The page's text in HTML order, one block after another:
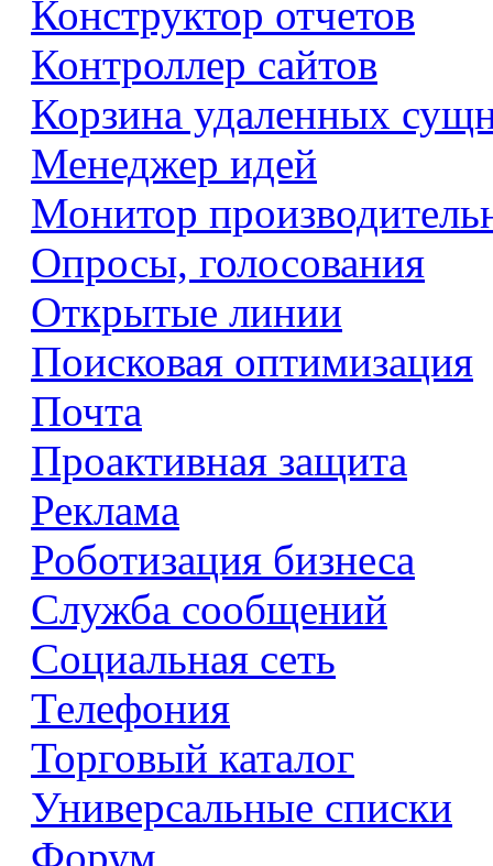
Конструктор отчетов
Контроллер сайтов
Корзина удаленных
Менеджер идей
Монитор
Опросы, голосования
Открытые линии
Поисковая оптимизация
Почта
Проактивная защита
Реклама
Роботизация бизнеса
Служба сообщений
Социальная сеть
Телефония
Торговый каталог
Универсальные списки